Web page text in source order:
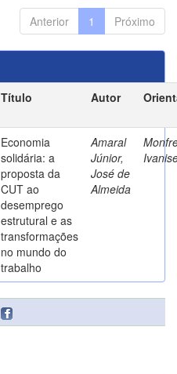
Anterior 1 Próximo
Título Autor
Economia
solidária: a
proposta da
CUT ao
desemprego
estrutural e as
transformações
no mundo do
trabalho
Amaral
Júnior,
José de
Almeida